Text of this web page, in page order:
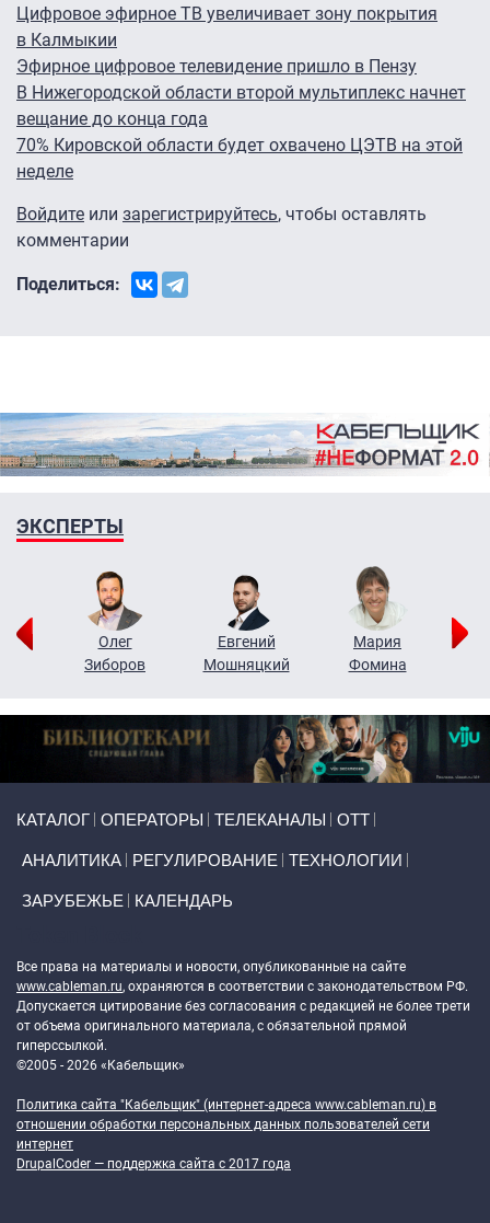
Цифровое эфирное ТВ увеличивает зону покрытия
в Калмыкии
Эфирное цифровое телевидение пришло в Пензу
В Нижегородской области второй мультиплекс начнет
вещание до конца года
70% Кировской области будет охвачено ЦЭТВ на этой
неделе
Войдите или зарегистрируйтесь, чтобы оставлять
комментарии
Поделиться:
ЭКСПЕРТЫ
Олег
Зиборов
Евгений
Мошняцкий
Мария
Фомина
КАТАЛОГ ОПЕРАТОРЫ ТЕЛЕКАНАЛЫ ОТТ
АНАЛИТИКА РЕГУЛИРОВАНИЕ ТЕХНОЛОГИИ
ЗАРУБЕЖЬЕ КАЛЕНДАРЬ
Все права на материалы и новости, опубликованные на сайте
www.cableman.ru, охраняются в соответствии с законодательством РФ.
Допускается цитирование без согласования с редакцией не более трети
от объема оригинального материала, с обязательной прямой
гиперссылкой.
©2005 - 2026 «Кабельщик»
Политика сайта "Кабельщик" (интернет-адреса www.cableman.ru) в
отношении обработки персональных данных пользователей сети
интернет
DrupalCoder — поддержка сайта c 2017 года